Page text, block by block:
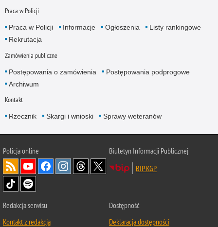
Praca w Policji
Praca w Policji Informacje Ogłoszenia
Listy rankingowe
Rekrutacja
Zamówienia publiczne
Postępowania o zamówienia
Postępowania podprogowe
Archiwum
Kontakt
Rzecznik Skargi i wnioski Sprawy weteranów
Policjaonline
Biuletyn Informacji Publicznej
BIP KGP
Redakcja serwisu
Kontakt z redakcją
Dostępność
Deklaracja dostępności